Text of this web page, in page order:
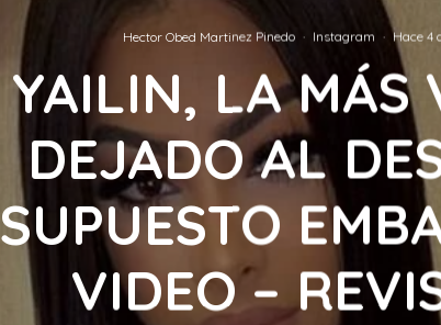
Hector Obed Martinez Pinedo · Instagram · Hace 4
YAILIN, LA MÁS
DEJADO AL
SUPUESTO
VIDEO –